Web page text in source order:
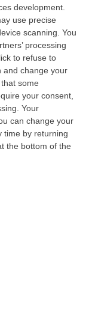
development.
use precise
scanning. You
processing
to refuse to
and change your
some
your consent,
Your
can change your
time by returning
the bottom of the
della
e
e
in
ai
Cacciatori
state